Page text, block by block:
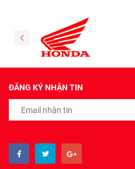
ĐĂNG KÝ NHẬN TIN